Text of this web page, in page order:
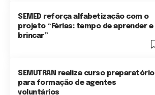
SEMED reforça alfabetização com o
projeto “Férias: tempo de aprender e
brincar”
SEMUTRAN realiza curso preparatório
para formação de agentes
voluntários